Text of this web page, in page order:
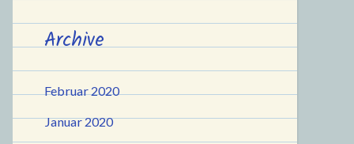
Archive
Februar 2020
Januar 2020